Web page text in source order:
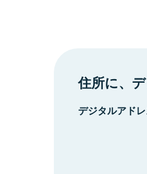
住所に、
デジタルアド